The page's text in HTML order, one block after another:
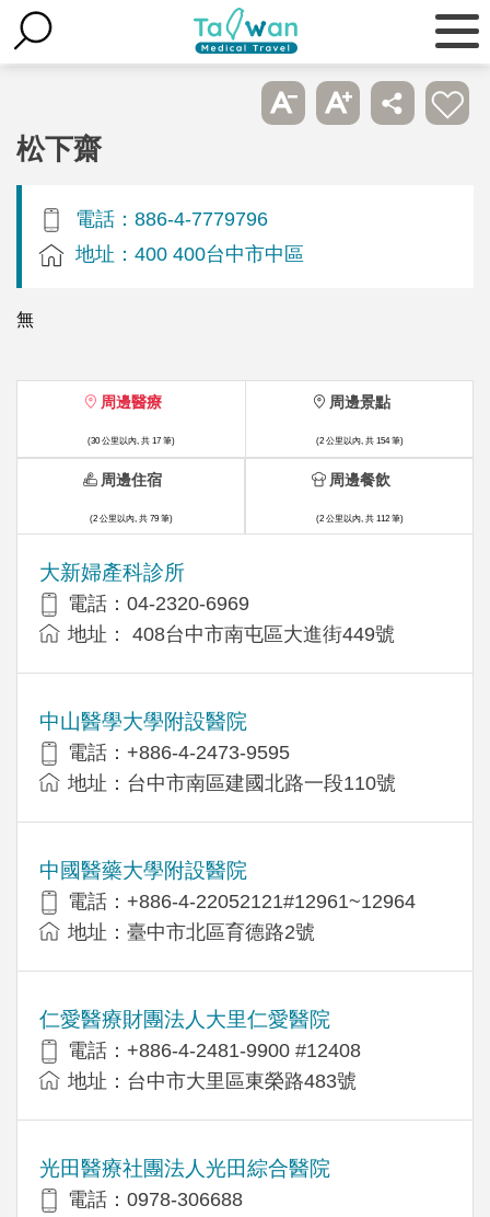
松下齋
電話：886-4-7779796
地址：400 400台中市中區
無
周邊醫療
(30 公里以內, 共 17 筆)
大新婦產科診所
電話：04-2320-6969
地址： 408台中市南屯區大進街449號
中山醫學大學附設醫院
電話：+886-4-2473-9595
地址：台中市南區建國北路一段110號
中國醫藥大學附設醫院
電話：+886-4-22052121#12961~12964
地址：臺中市北區育德路2號
仁愛醫療財團法人大里仁愛醫院
電話：+886-4-2481-9900 #12408
地址：台中市大里區東榮路483號
光田醫療社團法人光田綜合醫院
電話：0978-306688
周邊景點
(2 公里以內, 共 154 筆)
周邊住宿
(2 公里以內, 共 79 筆)
周邊餐飲
(2 公里以內, 共 112 筆)